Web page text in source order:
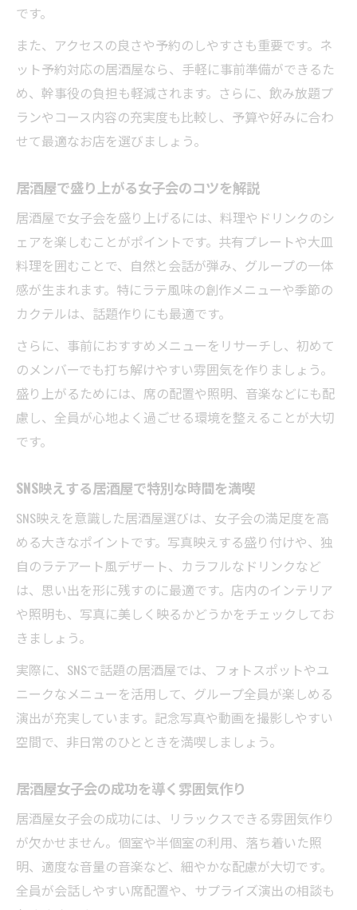
居酒屋で味わう驚きのラテ風メニュー特集
個室で楽しむプライベートな女子会のすすめ
個室完備の居酒屋で叶う特別な女子会
居酒屋個室利用でプライベート空間を満喫
女子会に最適な居酒屋個室席の魅力紹介
居酒屋個室が人気の理由と活用ポイント
です。
また、アクセスの良さや予約のしやすさも重要です。ネ
ット予約対応の居酒屋なら、手軽に事前準備ができるた
め、幹事役の負担も軽減されます。さらに、飲み放題プ
ランやコース内容の充実度も比較し、予算や好みに合わ
せて最適なお店を選びましょう。
居酒屋で盛り上がる女子会のコツを解説
居酒屋で女子会を盛り上げるには、料理やドリンクのシ
ェアを楽しむことがポイントです。共有プレートや大皿
料理を囲むことで、自然と会話が弾み、グループの一体
感が生まれます。特にラテ風味の創作メニューや季節の
カクテルは、話題作りにも最適です。
さらに、事前におすすめメニューをリサーチし、初めて
のメンバーでも打ち解けやすい雰囲気を作りましょう。
盛り上がるためには、席の配置や照明、音楽などにも配
慮し、全員が心地よく過ごせる環境を整えることが大切
です。
SNS映えする居酒屋で特別な時間を満喫
SNS映えを意識した居酒屋選びは、女子会の満足度を高
める大きなポイントです。写真映えする盛り付けや、独
自のラテアート風デザート、カラフルなドリンクなど
は、思い出を形に残すのに最適です。店内のインテリア
や照明も、写真に美しく映るかどうかをチェックしてお
きましょう。
実際に、SNSで話題の居酒屋では、フォトスポットやユ
ニークなメニューを活用して、グループ全員が楽しめる
演出が充実しています。記念写真や動画を撮影しやすい
空間で、非日常のひとときを満喫しましょう。
居酒屋女子会の成功を導く雰囲気作り
居酒屋女子会の成功には、リラックスできる雰囲気作り
が欠かせません。個室や半個室の利用、落ち着いた照
明、適度な音量の音楽など、細やかな配慮が大切です。
全員が会話しやすい席配置や、サプライズ演出の相談も